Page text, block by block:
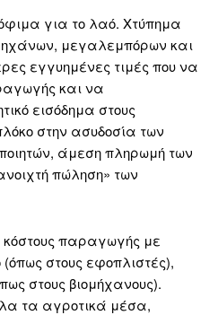
για το λαό. Χτύπημα
μεγαλεμπόρων και
εγγυημένες τιμές που να
και να
εισόδημα στους
στην ασυδοσία των
άμεση πληρωμή των
πώληση» των
κόστους παραγωγής με
στους εφοπλιστές),
στους βιομήχανους).
τα αγροτικά μέσα,